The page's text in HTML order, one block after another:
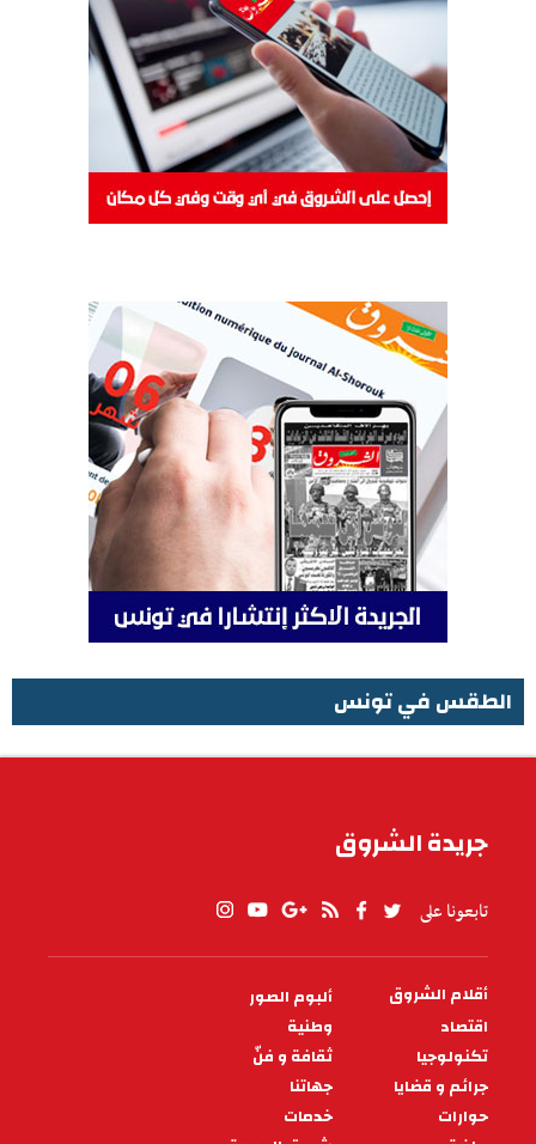
الطقس في تونس
جريدة الشروق
تابعونا على
PIED
DE
PAGE
أقلام الشروق
ألبوم الصور
اقتصاد
وطنية
تكنولوجيا
ثقافة و فنّ
جرائم و قضايا
جهاتنا
حوارات
خدمات